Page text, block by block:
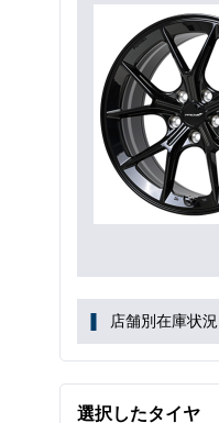
店舗別在庫状況
選択したタイヤ